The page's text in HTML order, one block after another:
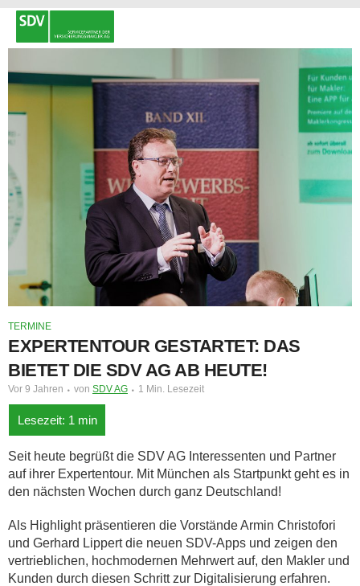
TERMINE
EXPERTENTOUR GESTARTET: DAS
BIETET DIE SDV AG AB HEUTE!
Vor 9 Jahren von SDV AG 1 Min. Lesezeit
Seit heute begrüßt die SDV AG Interessenten und Partner
auf ihrer Expertentour. Mit München als Startpunkt geht es in
den nächsten Wochen durch ganz Deutschland!
Als Highlight präsentieren die Vorstände Armin Christofori
und Gerhard Lippert die neuen SDV-Apps und zeigen den
vertrieblichen, hochmodernen Mehrwert auf, den Makler und
Kunden durch diesen Schritt zur Digitalisierung erfahren.